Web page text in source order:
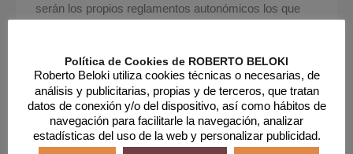
serán los propios reglamentos autonómicos los que
propietarios en el caso que una vivienda no disponga
de la licencia de segunda ocupación.
Si necesitas asesoramiento personalizado para
realizar una gestión de éxito, no dudes en
contactarnos ▶ Inmobiliaria Roberto Beloki.
Política de Cookies de ROBERTO BELOKI
Roberto Beloki utiliza cookies técnicas o necesarias, de
análisis y publicitarias, propias y de terceros, que tratan
datos de conexión y/o del dispositivo, así como hábitos de
navegación para facilitarle la navegación, analizar
estadísticas del uso de la web y personalizar publicidad.